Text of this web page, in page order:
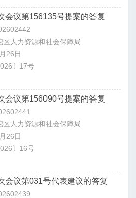
会议第156135号提案的答复
区人力资源和社会保障局
26日
〕17号
会议第156090号提案的答复
区人力资源和社会保障局
26日
〕16号
会议第031号代表建议的答复